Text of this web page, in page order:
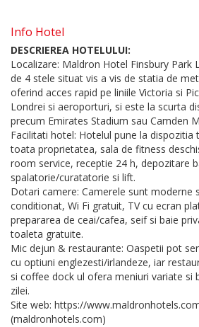
Info Hotel
DESCRIEREA HOTELULUI:
Localizare: Maldron Hotel Finsbury Park
de 4 stele situat vis a vis de statia de
oferind acces rapid pe liniile Victoria si
Londrei si aeroporturi, si este la scurta
precum Emirates Stadium sau Camden
Facilitati hotel: Hotelul pune la dispozitia
toata proprietatea, sala de fitness
room service, receptie 24 h, depozitare
spalatorie/curatatorie si lift.
Dotari camere: Camerele sunt moderne
conditionat, Wi Fi gratuit, TV cu ecran
prepararea de ceai/cafea, seif si baie
toaleta gratuite.
Mic dejun & restaurante: Oaspetii pot
cu optiuni englezesti/irlandeze, iar
si coffee dock ul ofera meniuri variate si
zilei.
Site web: https://
(maldronhotels.com)